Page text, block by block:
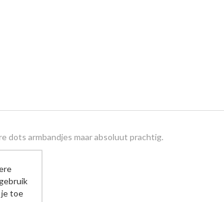
dots armbandjes maar absoluut prachtig.
je toe